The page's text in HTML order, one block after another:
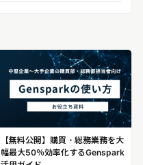
【無料公開】購買・総務業務を大
幅最大50％効率化するGenspark